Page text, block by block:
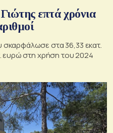
επτά χρόνια
στα 36,33 εκατ.
ευρώ στη χρήση του 2024